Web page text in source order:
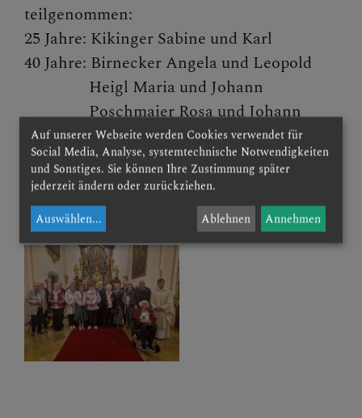
PFARRKIRCHE
teilgenommen:
25 Jahre: Kikinger Sabine und Karl
40 Jahre: Birnecker Angela und Leopold
Heigl Maria und Johann
Poschmaier Rosa und Johann
60 Jahre: Eichinger Anna und Josef
Fidler Annemarie und Johann
65 Jahre: Bohdalek Friederike und Willibald
Holoubek Friederike und Karl
Auf unserer Webseite werden Cookies verwendet für
Social Media, Analyse, systemtechnische Notwendigkeiten
und Sonstiges. Sie können Ihre Zustimmung später
jederzeit ändern oder zurückziehen.
Auswählen... Ablehnen Annehmen